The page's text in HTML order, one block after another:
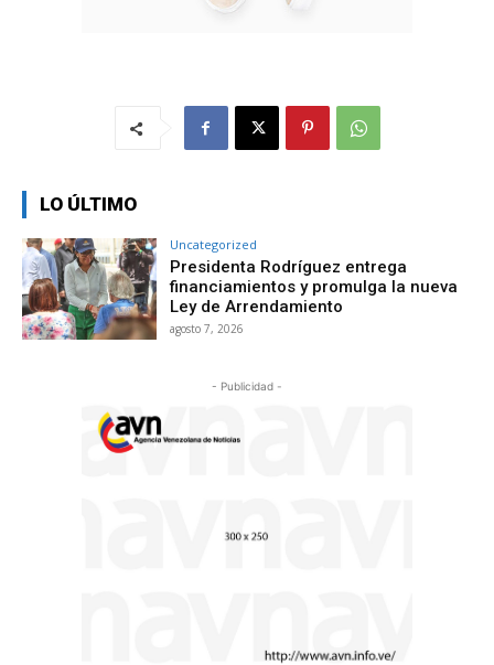
LO ÚLTIMO
Uncategorized
Presidenta Rodríguez entrega
financiamientos y promulga la nueva
Ley de Arrendamiento
agosto 7, 2026
- Publicidad -